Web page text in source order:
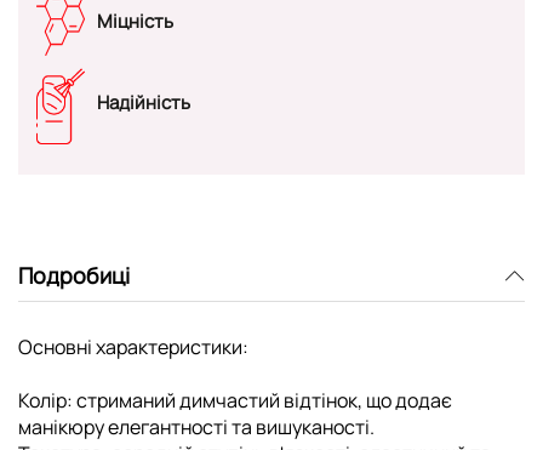
Міцність
Надійність
Подробиці
Основні характеристики:
Колір: стриманий димчастий відтінок, що додає
манікюру елегантності та вишуканості.